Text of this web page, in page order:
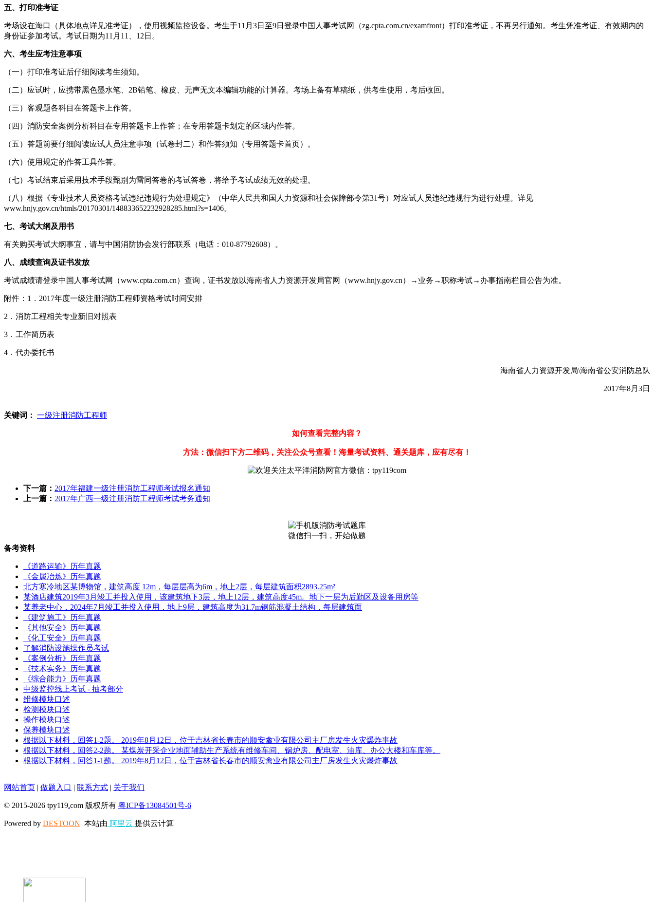
五、打印准考证
考场设在海口（具体地点详见准考证），使用视频监控设备。考生于11月3日至9日登录中国人事考试网（zg.cpta.com.cn/examfront）打印准考证，不再另行通知。考生凭准考证、有效期内的
身份证参加考试。考试日期为11月11、12日。
六、考生应考注意事项
（一）打印准考证后仔细阅读考生须知。
（二）应试时，应携带黑色墨水笔、2B铅笔、橡皮、无声无文本编辑功能的计算器。考场上备有草稿纸，供考生使用，考后收回。
（三）客观题各科目在答题卡上作答。
（四）消防安全案例分析科目在专用答题卡上作答；在专用答题卡划定的区域内作答。
（五）答题前要仔细阅读应试人员注意事项（试卷封二）和作答须知（专用答题卡首页）。
（六）使用规定的作答工具作答。
（七）考试结束后采用技术手段甄别为雷同答卷的考试答卷，将给予考试成绩无效的处理。
（八）根据《专业技术人员资格考试违纪违规行为处理规定》（中华人民共和国人力资源和社会保障部令第31号）对应试人员违纪违规行为进行处理。详见
www.hnjy.gov.cn/htmls/20170301/148833652232928285.html?s=1406。
七、考试大纲及用书
有关购买考试大纲事宜，请与中国消防协会发行部联系（电话：010-87792608）。
八、成绩查询及证书发放
考试成绩请登录中国人事考试网（www.cpta.com.cn）查询，证书发放以海南省人力资源开发局官网（www.hnjy.gov.cn）→业务→职称考试→办事指南栏目公告为准。
附件：1．2017年度一级注册消防工程师资格考试时间安排
2．消防工程相关专业新旧对照表
3．工作简历表
4．代办委托书
海南省人力资源开发局\海南省公安消防总队
2017年8月3日
关键词： 一级注册消防工程师
如何查看完整内容？
方法：微信扫下方二维码，关注公众号查看！海量考试资料、通关题库，应有尽有！
下一篇： 2017年福建一级注册消防工程师考试报名通知
上一篇： 2017年广西一级注册消防工程师考试考务通知
微信扫一扫，开始做题
备考资料
《道路运输》历年真题
《金属冶炼》历年真题
北方寒冷地区某博物馆，建筑高度 12m，每层层高为6m，地上2层，每层建筑面积2893.25m²
某酒店建筑2019年3月竣工并投入使用，该建筑地下3层，地上12层，建筑高度45m。地下一层为后勤区及设备用房等
某养老中心，2024年7月竣工并投入使用，地上9层，建筑高度为31.7m钢筋混凝土结构，每层建筑面
《建筑施工》历年真题
《其他安全》历年真题
《化工安全》历年真题
了解消防设施操作员考试
《案例分析》历年真题
《技术实务》历年真题
《综合能力》历年真题
中级监控线上考试 - 抽考部分
维修模块口述
检测模块口述
操作模块口述
保养模块口述
根据以下材料，回答1-2题。 2019年8月12日，位于吉林省长春市的顺安禽业有限公司主厂房发生火灾爆炸事故
根据以下材料，回答2-2题。 某煤炭开采企业地面辅助生产系统有维修车间、锅炉房、配电室、油库、办公大楼和车库等。
根据以下材料，回答1-1题。 2019年8月12日，位于吉林省长春市的顺安禽业有限公司主厂房发生火灾爆炸事故
网站首页 | 做题入口 | 联系方式 | 关于我们
© 2015-2026 tpy119.com 版权所有 粤ICP备13084501号-6
Powered by DESTOON 本站由 阿里云 提供云计算